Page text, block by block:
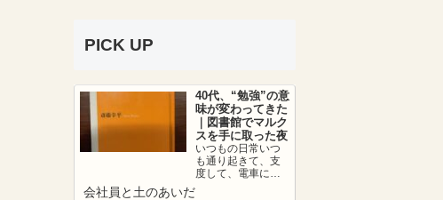
PICK UP
40代、“勉強”の意
味が変わってきた
｜図書館でマルク
スを手に取った夜
いつもの日常いつ
も通り起きて、支
度して、電車に乗
って、朝カフェし
会社員と土のあいだ